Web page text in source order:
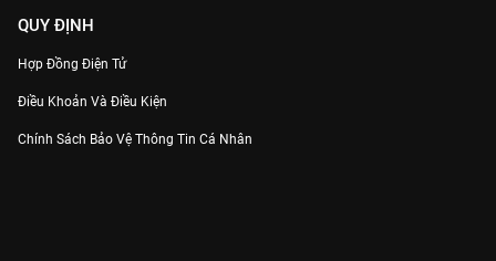
QUY ĐỊNH
Hợp Đồng Điện Tử
Điều Khoản Và Điều Kiện
Chính Sách Bảo Vệ Thông Tin Cá Nhân